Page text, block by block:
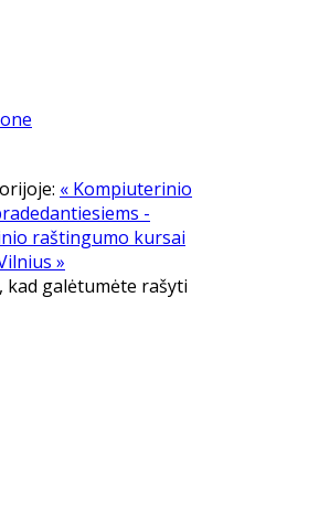
« Kompiuterinio
-
raštingumo kursai
»
galėtumėte rašyti